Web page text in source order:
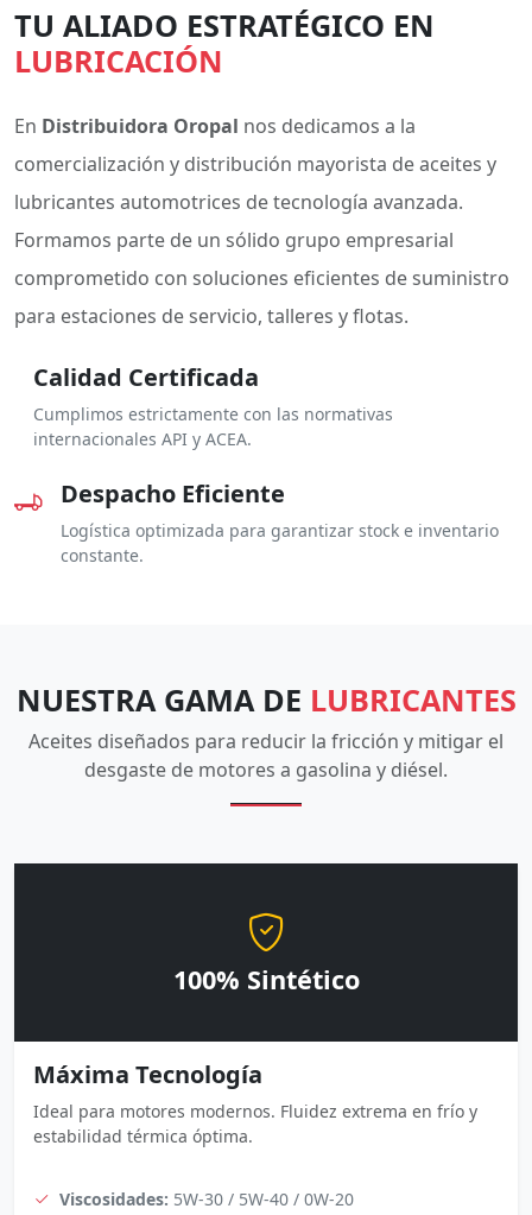
TU ALIADO ESTRATÉGICO EN
LUBRICACIÓN
En Distribuidora Oropal nos dedicamos a la
comercialización y distribución mayorista de aceites y
lubricantes automotrices de tecnología avanzada.
Formamos parte de un sólido grupo empresarial
comprometido con soluciones eficientes de suministro
para estaciones de servicio, talleres y flotas.
Calidad Certificada
Cumplimos estrictamente con las normativas
internacionales API y ACEA.
Despacho Eficiente
Logística optimizada para garantizar stock e inventario
constante.
NUESTRA GAMA DE LUBRICANTES
Aceites diseñados para reducir la fricción y mitigar el
desgaste de motores a gasolina y diésel.
100% Sintético
Máxima Tecnología
Ideal para motores modernos. Fluidez extrema en frío y
estabilidad térmica óptima.
Viscosidades: 5W-30 / 5W-40 / 0W-20